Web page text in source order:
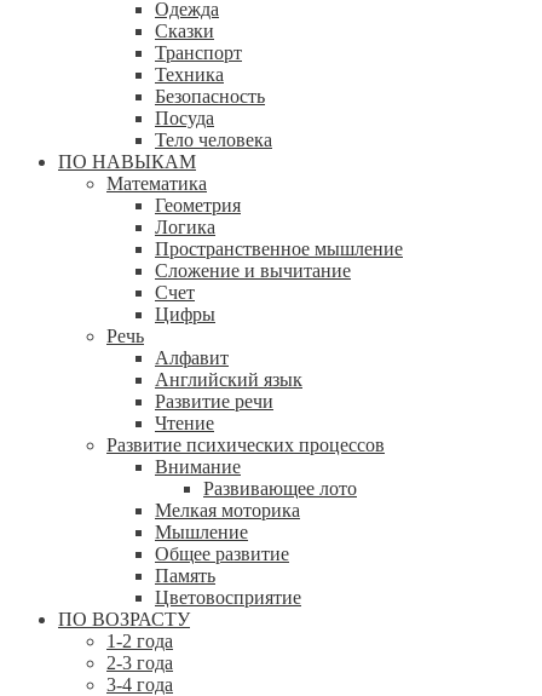
Одежда
Сказки
Транспорт
Техника
Безопасность
Посуда
Тело человека
ПО НАВЫКАМ
Математика
Геометрия
Логика
Пространственное мышление
Сложение и вычитание
Счет
Цифры
Речь
Алфавит
Английский язык
Развитие речи
Чтение
Развитие психических процессов
Внимание
Развивающее лото
Мелкая моторика
Мышление
Общее развитие
Память
Цветовосприятие
ПО ВОЗРАСТУ
1-2 года
2-3 года
3-4 года